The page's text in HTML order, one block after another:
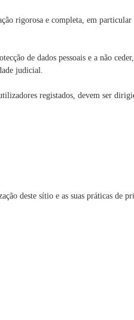
rigorosa e completa, em
de dados pessoais e a não
judicial.
registados, devem ser
deste sítio e as suas práticas de